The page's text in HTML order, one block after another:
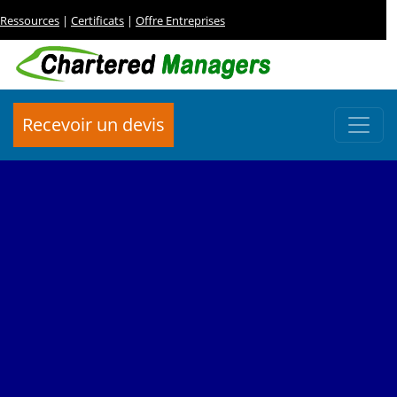
Ressources | Certificats | Offre Entreprises
Recevoir un devis